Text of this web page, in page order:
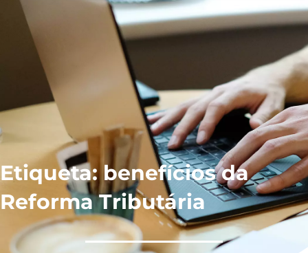
Etiqueta: benefícios da
Reforma Tributária